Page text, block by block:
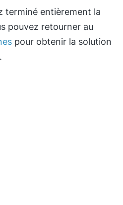
terminé entièrement la
pouvez retourner au
pour obtenir la solution